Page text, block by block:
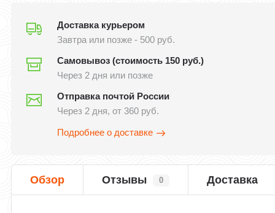
Доставка курьером
Завтра или позже - 500 руб.
Самовывоз (стоимость 150 руб.)
Через 2 дня или позже
Отправка почтой России
Через 2 дня, от 360 руб.
Подробнее о доставке
Обзор Отзывы 0 Доставка